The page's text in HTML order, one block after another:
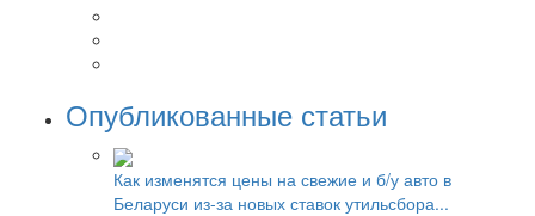
Опубликованные статьи
Как изменятся цены на свежие и б/у авто в
Беларуси из-за новых ставок утильсбора...